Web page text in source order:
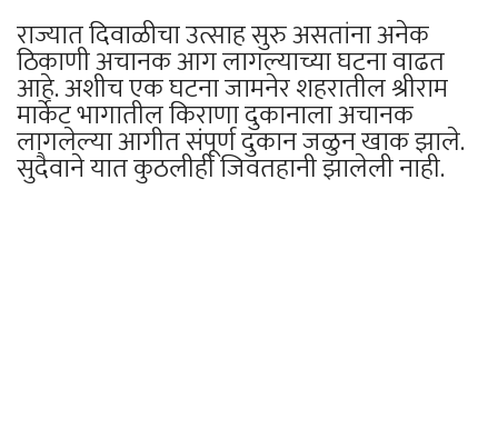
राज्यात दिवाळीचा उत्साह सुरु असतांना अनेक
ठिकाणी अचानक आग लागल्याच्या घटना वाढत
आहे. अशीच एक घटना जामनेर शहरातील श्रीराम
मार्केट भागातील किराणा दुकानाला अचानक
लागलेल्या आगीत संपूर्ण दुकान जळुन खाक झाले.
सुदैवाने यात कुठलीही जिवतहानी झालेली नाही.